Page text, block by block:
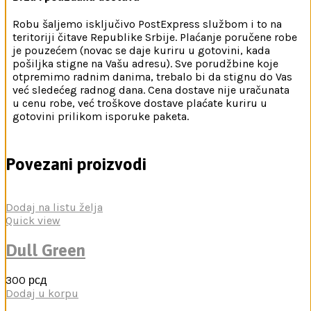
Robu šaljemo isključivo PostExpress službom i to na
teritoriji čitave Republike Srbije. Plaćanje poručene robe
je pouzećem (novac se daje kuriru u gotovini, kada
pošiljka stigne na Vašu adresu). Sve porudžbine koje
otpremimo radnim danima, trebalo bi da stignu do Vas
već sledećeg radnog dana. Cena dostave nije uračunata
u cenu robe, već troškove dostave plaćate kuriru u
gotovini prilikom isporuke paketa.
Povezani proizvodi
Dodaj na listu želja
Quick view
Dull Green
300 рсд
Dodaj u korpu